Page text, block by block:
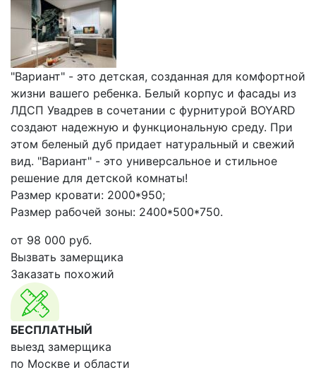
"Вариант" - это детская, созданная для комфортной
жизни вашего ребенка. Белый корпус и фасады из
ЛДСП Увадрев в сочетании с фурнитурой BOYARD
создают надежную и функциональную среду. При
этом беленый дуб придает натуральный и свежий
вид. "Вариант" - это универсальное и стильное
решение для детской комнаты!
Размер кровати: 2000*950;
Размер рабочей зоны: 2400*500*750.
от 98 000 руб.
Вызвать замерщика
Заказать похожий
БЕСПЛАТНЫЙ
выезд замерщика
по Москве и области